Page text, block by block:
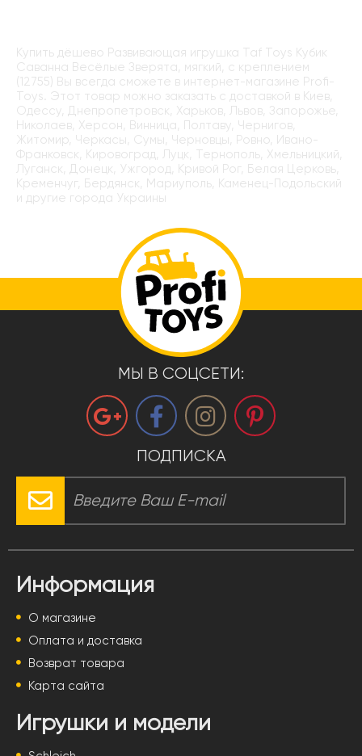
Купить дёшево Развивающая игрушка Taf Toys Кубик
Саванна Весёлые Зверята, мягкий, с креплением
(12755) Вы всегда сможете в интернет-магазине Profi-
Toys. Этот товар можно заказать с доставкой в Киев,
Одессу, Днепропетровск, Харьков, Львов, Запорожье,
Николаев, Херсон, Винница, Полтаву, Чернигов,
Житомир, Черкасы, Сумы, Черновцы, Ровно, Ивано-
Франковск, Кировоград, Луцк, Тернополь, Хмельницкий,
Луганск, Донецк, Ужгород, Кривой Рог, Белая Церковь,
Кременчуг, Бердянск, Мариуполь, Каменец-Подольский
и другие города Украины
МЫ В СОЦСЕТИ:
ПОДПИСКА
Информация
О магазине
Оплата и доставка
Возврат товара
Карта сайта
Игрушки и модели